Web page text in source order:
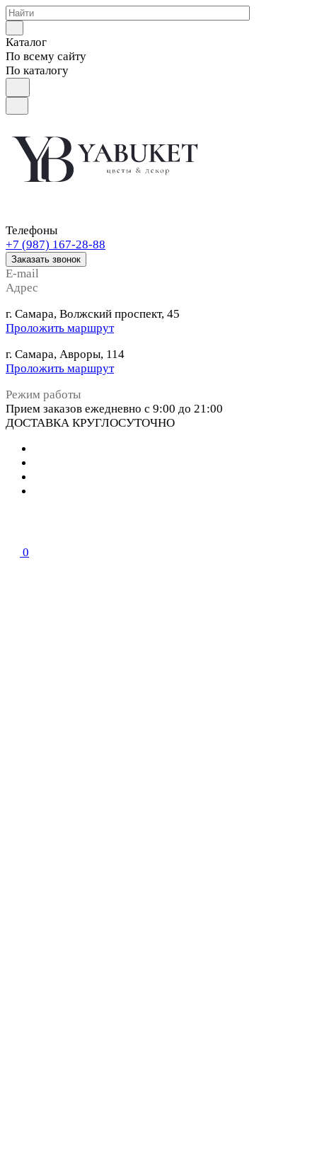
Каталог
По всему сайту
По каталогу
Телефоны
+7 (987) 167-28-88
Заказать звонок
E-mail
Адрес
г. Самара, Волжский проспект, 45
Проложить маршрут
г. Самара, Авроры, 114
Проложить маршрут
Режим работы
Прием заказов ежедневно с 9:00 до 21:00
ДОСТАВКА КРУГЛОСУТОЧНО
0